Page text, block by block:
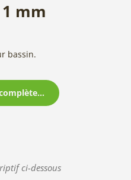
mm
bassin.
ci-dessous